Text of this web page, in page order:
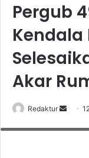
Pergub
Kendala
Akar
Redaktur